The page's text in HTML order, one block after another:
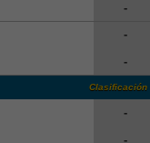
-
-
-
Clasificación
-
-